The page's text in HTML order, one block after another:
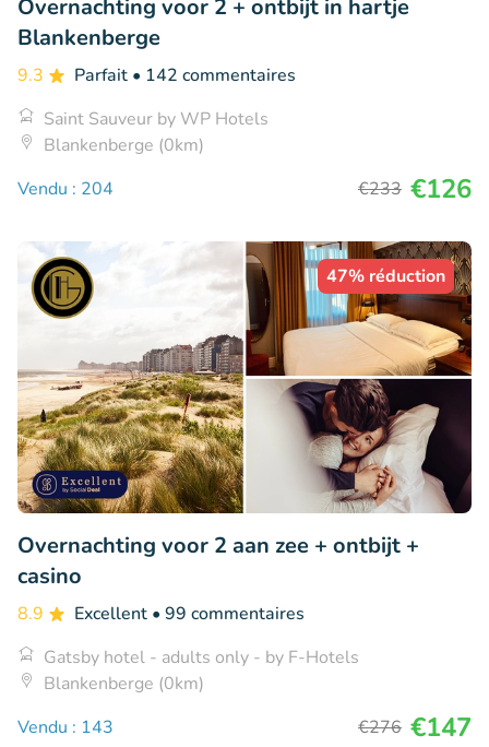
Overnachting voor 2 + ontbijt in hartje
Blankenberge
9.3 Parfait • 142 commentaires
Saint Sauveur by WP Hotels
Blankenberge (0km)
Vendu : 204
€233 €126
47% réduction
Overnachting voor 2 aan zee + ontbijt +
casino
8.9 Excellent • 99 commentaires
Gatsby hotel - adults only - by F-Hotels
Blankenberge (0km)
Vendu : 143
€276 €147